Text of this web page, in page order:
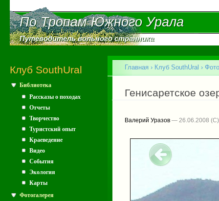
По Тропам Южного Урала
По Тропам Южного Урала
Путеводитель вольного странника
Путеводитель вольного странника
Клуб SouthUral
Библиотека
Рассказы о походах
Отчеты
Творчество
Туристский опыт
Краеведение
Видео
События
Экология
Карты
Фотогалерея
Вы здесь
Главная › Клуб SouthUral ›
Генисаретское
Валерий Уразов — 26.06.2008